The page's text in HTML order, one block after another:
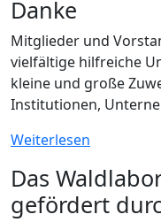
Danke
Mitglieder und
vielfältige hilfreiche
kleine und große
Institutionen,
Weiterlesen
Das
gefördert